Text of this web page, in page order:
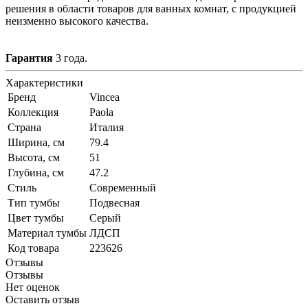
решения в области товаров для ванных комнат, с продукцией
неизменно высокого качества.
Гарантия 3 года.
Характеристики
Бренд
Vincea
Коллекция
Paola
Страна
Италия
Ширина, см
79.4
Высота, см
51
Глубина, см
47.2
Стиль
Современный
Тип тумбы
Подвесная
Цвет тумбы
Серый
Материал тумбы ЛДСП
Код товара
223626
Отзывы
Отзывы
Нет оценок
Оставить отзыв